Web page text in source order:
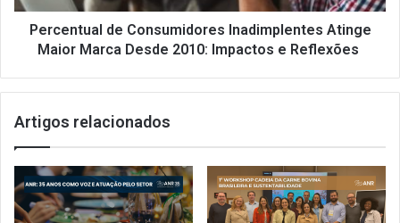
2010:
Impactos
Percentual de Consumidores Inadimplentes Atinge
Maior Marca Desde 2010: Impactos e Reflexões
Artigos relacionados